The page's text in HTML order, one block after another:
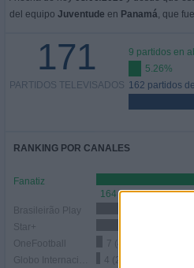
del equipo Juventude en Panamá, que
171
PARTIDOS TELEVISADOS
9 partidos en
5.26%
162 partidos
RANKING POR CANALES
Fanatiz
164 (95.91%)
Brasileirão Play
Star+
OneFootball
7 (4.09%)
4 (2.34%)